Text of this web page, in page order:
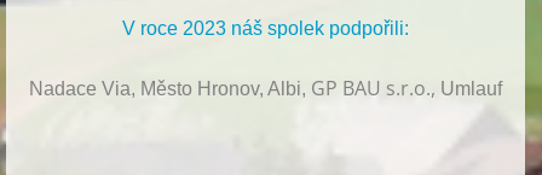
V roce 2023 náš spolek podpořili:
Nadace Via, Město Hronov, Albi, GP BAU s.r.o., Umlauf